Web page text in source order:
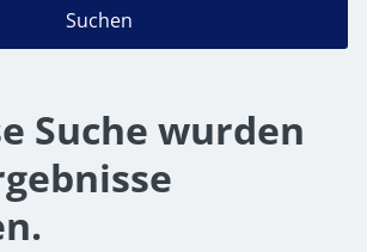
Suchen
Suche wurden